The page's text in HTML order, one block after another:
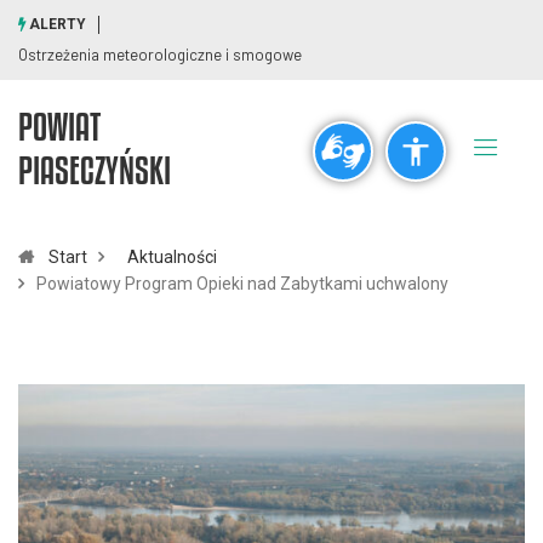
visibility_off title
Rozdzielczość
Czcionki
remove_circle_outline add_circle_outline
ALERTY
Ostrzeżenia meteorologiczne i smogowe
POWIAT
PIASECZYŃSKI
Start
Aktualności
Powiatowy Program Opieki nad Zabytkami uchwalony